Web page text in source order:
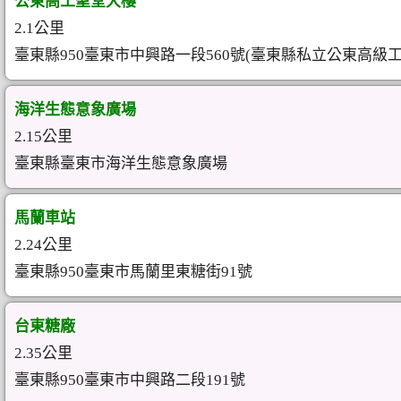
2.1公里
臺東縣950臺東市中興路一段560號(臺東縣私立公東高級
海洋生態意象廣場
2.15公里
臺東縣臺東市海洋生態意象廣場
馬蘭車站
2.24公里
臺東縣950臺東市馬蘭里東糖街91號
台東糖廠
2.35公里
臺東縣950臺東市中興路二段191號